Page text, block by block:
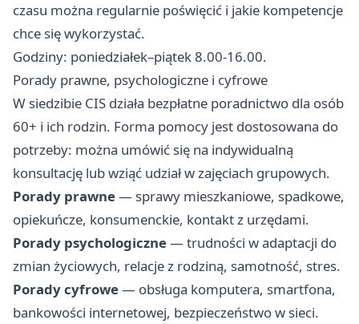
czasu można regularnie poświęcić i jakie kompetencje
chce się wykorzystać.
Godziny: poniedziałek–piątek 8.00-16.00.
Porady prawne, psychologiczne i cyfrowe
W siedzibie CIS działa bezpłatne poradnictwo dla osób
60+ i ich rodzin. Forma pomocy jest dostosowana do
potrzeby: można umówić się na indywidualną
konsultację lub wziąć udział w zajęciach grupowych.
Porady prawne— sprawy mieszkaniowe, spadkowe,
opiekuńcze, konsumenckie, kontakt z urzędami.
Porady psychologiczne— trudności w adaptacji do
zmian życiowych, relacje z rodziną, samotność, stres.
Porady cyfrowe— obsługa komputera, smartfona,
bankowości internetowej, bezpieczeństwo w sieci.